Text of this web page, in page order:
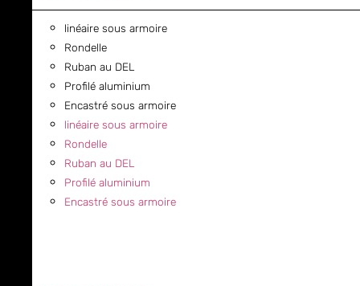
linéaire sous armoire
Rondelle
Ruban au DEL
Profilé aluminium
Encastré sous armoire
linéaire sous armoire
Rondelle
Ruban au DEL
Profilé aluminium
Encastré sous armoire